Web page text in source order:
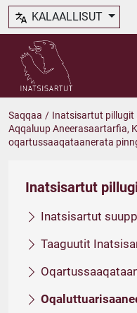
KALAALLISUT
Saqqaa / Inatsisartut pillugit
Aqqaluup Aneerasaartarfia,
oqartussaaqataanerata
Inatsisartut
Inatsisartut
Taaguutit